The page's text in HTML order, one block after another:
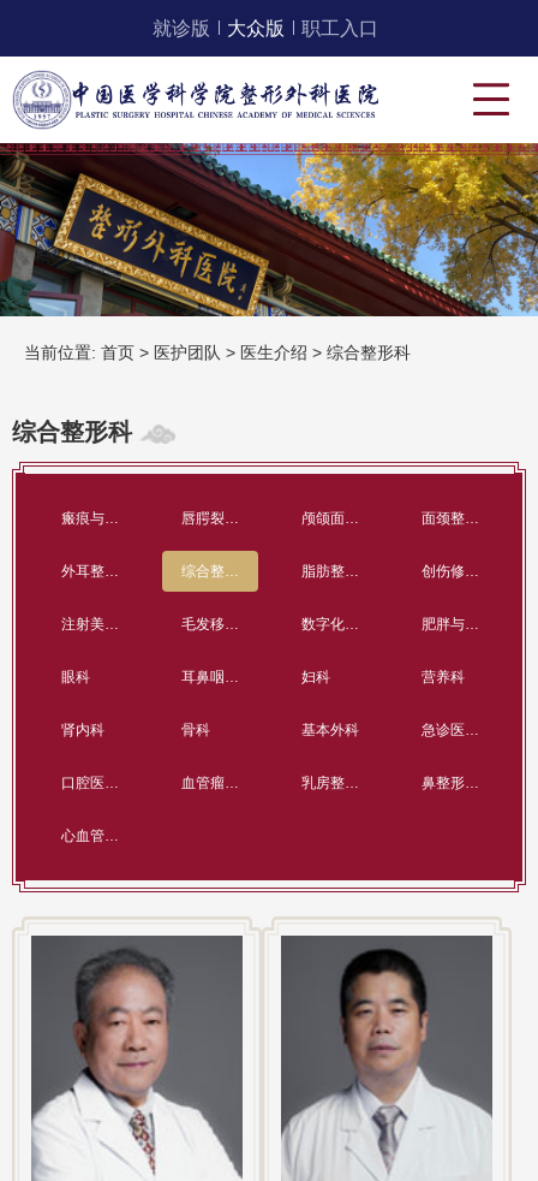
就诊版 大众版 职工入口
当前位置: 首页 > 医护团队 > 医生介绍 > 综合整形科
综合整形科
瘢痕与创面治疗科 唇腭裂整形科 颅颌面整形科 面颈整形科
外耳整形再造科 综合整形科 脂肪整形科 创伤修复与组织再生科
注射美容中心 毛发移植中心 数字化技术中心 肥胖与代谢病中心
眼科 耳鼻咽喉科 妇科 营养科
肾内科 骨科 基本外科 急诊医学中心
口腔医学美容中心 血管瘤与脉管畸形整形科 乳房整形科 鼻整形再造科
心血管内科